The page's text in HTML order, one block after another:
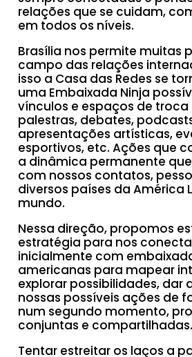
relações que se cuidam,
em todos os níveis.
Brasília nos permite muitas
campo das relações
isso a Casa das Redes se
uma Embaixada Ninja
vínculos e espaços de troca
palestras, debates,
apresentações artísticas,
esportivos, etc. Ações que
a dinâmica permanente
com nossos contatos,
diversos países da América
mundo.
Nessa direção, propomos
estratégia para nos
inicialmente com
americanas para mapear
explorar possibilidades, dar
nossas possíveis ações de
num segundo momento,
conjuntas e compartilhadas.
Tentar estreitar os laços a